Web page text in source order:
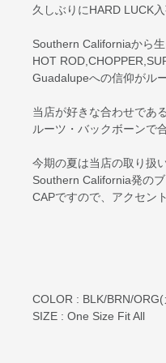
久しぶりにHARD LUCK入
Southern Californiaから
HOT
Guadalupeへの信仰がル
当店が好きな合わせである
ルーツ・バックボーンで
今期の夏は当店の取り扱
Southern California発のブ
CAPですので、アクセン
COLOR : BLK/BRN/
SIZE : One Size Fit All